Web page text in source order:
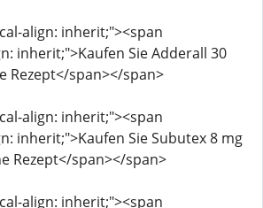
align: inherit;"><span
inherit;">Kaufen Sie Adderall 30
Rezept</span></span>
align: inherit;"><span
inherit;">Kaufen Sie Subutex 8 mg
Rezept</span></span>
align: inherit;"><span